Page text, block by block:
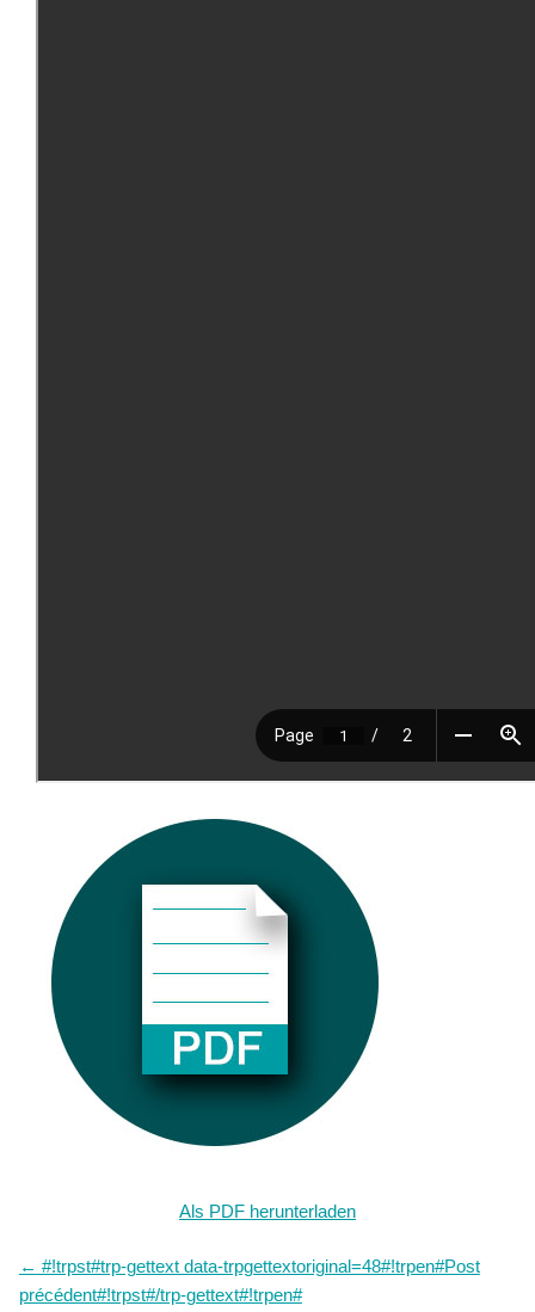
Als PDF herunterladen
← #!trpst#trp-gettext data-trpgettextoriginal=48#!trpen#Post
précédent#!trpst#/trp-gettext#!trpen#